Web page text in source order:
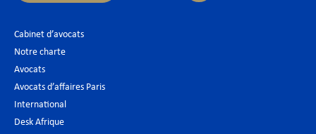
Cabinet d’avocats
Notre charte
Avocats
Avocats d’affaires Paris
International
Desk Afrique